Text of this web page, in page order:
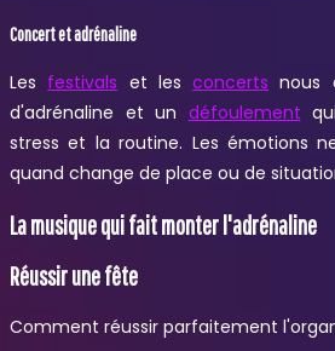
Concert et adrénaline
Les festivals et les concerts nous
d'adrénaline et un défoulement
stress et la routine. Les émotions
quand change de place ou de
La musique qui fait monter l'adrénaline
Réussir une fête
Comment réussir parfaitement